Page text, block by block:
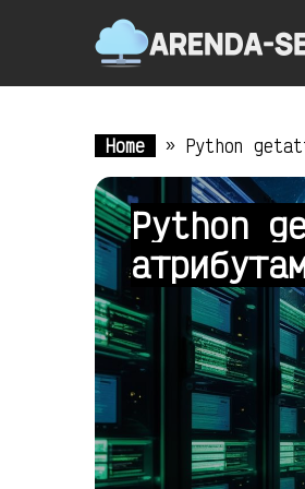
Home » Python
Python